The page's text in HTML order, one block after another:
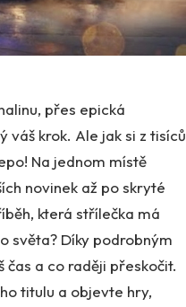
přes epická
krok. Ale jak si z tisíců
Na jednom místě
novinek až po skryté
která střílečka má
světa? Díky podrobným
a co raději přeskočit.
titulu a objevte hry,